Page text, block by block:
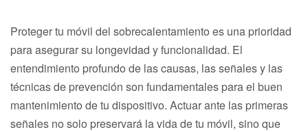
Proteger tu móvil del sobrecalentamiento es una prioridad
para asegurar su longevidad y funcionalidad. El
entendimiento profundo de las causas, las señales y las
técnicas de prevención son fundamentales para el buen
mantenimiento de tu dispositivo. Actuar ante las primeras
señales no solo preservará la vida de tu móvil, sino que